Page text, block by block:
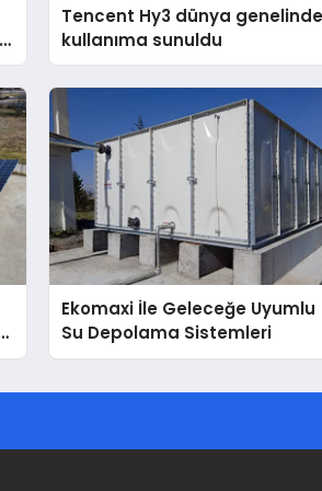
Tencent Hy3 dünya
kullanıma sunuldu
Ekomaxi İle Geleceğe Uyumlu
Su Depolama Sistemleri